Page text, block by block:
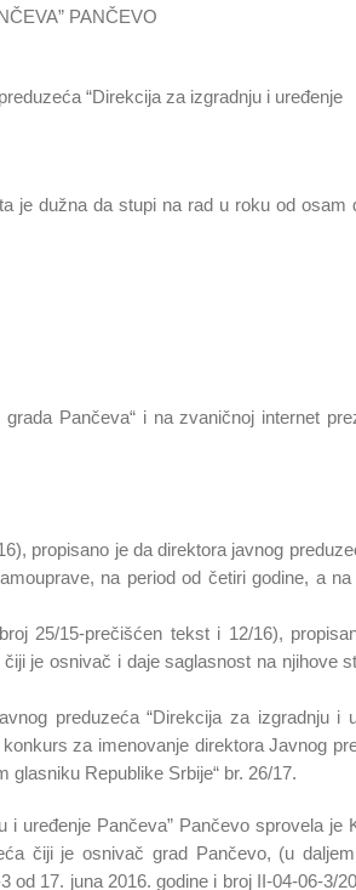
PANČEVO
“Direkcija za izgradnju i uređenje
je dužna da stupi na rad u roku od osam
Pančeva“ i na zvaničnoj internet
propisano je da direktora javnog
na period od četiri godine, a
25/15-prečišćen tekst i 12/16),
je osnivač i daje saglasnost na njihove
preduzeća “Direkcija za izgradnju i
za imenovanje direktora Javnog
glasniku Republike Srbije“ br. 26/17.
uređenje Pančeva” Pančevo sprovela je
čiji je osnivač grad Pančevo, (u
17. juna 2016. godine i broj II-04-06-3/